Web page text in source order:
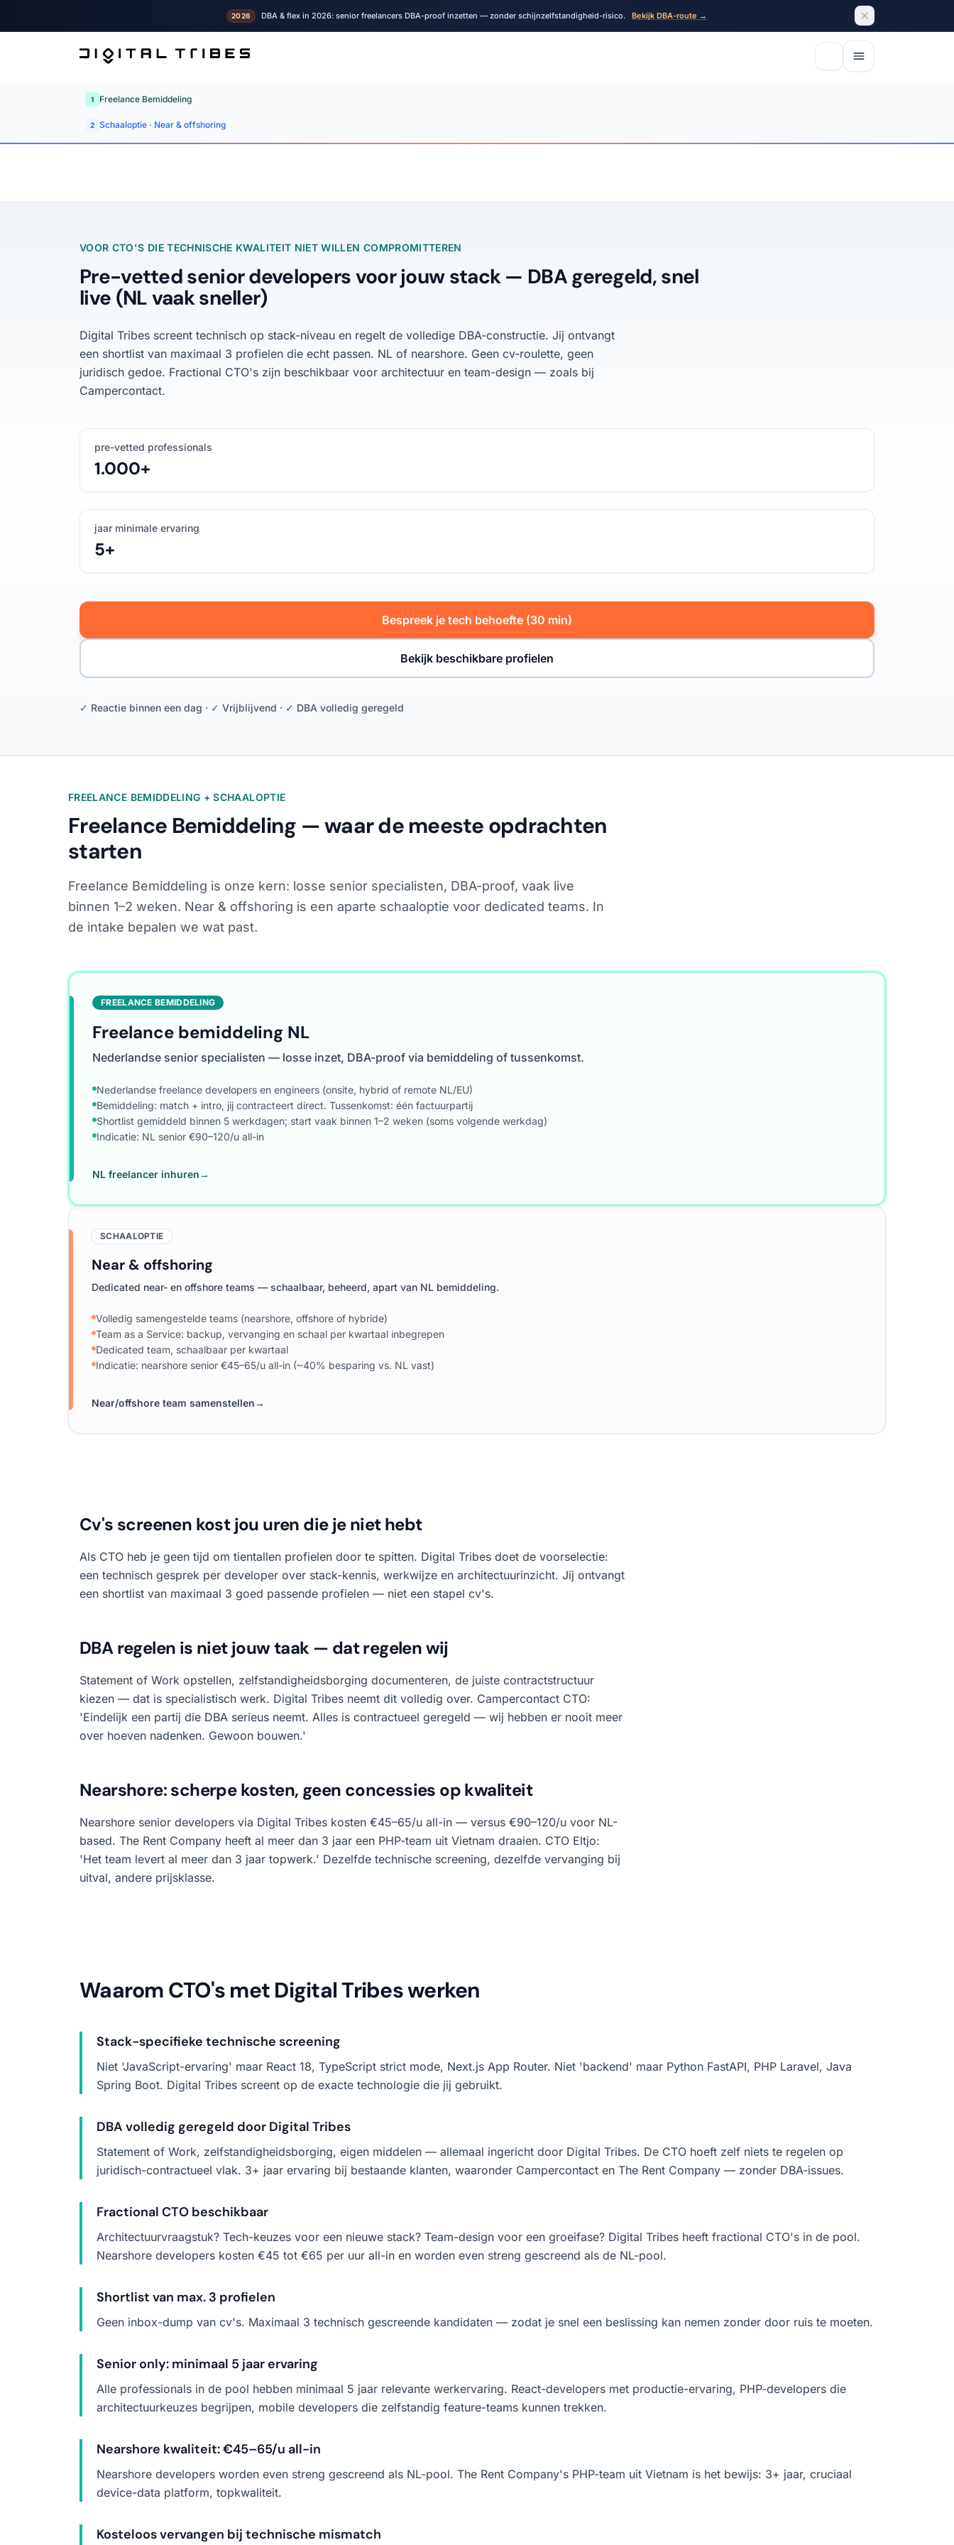
2026 DBA & flex in 2026: senior freelancers DBA-proof inzetten — zonder schijnzelfstandigheid-risico. Bekijk DBA-route →
1 Freelance Bemiddeling
2 Schaaloptie · Near & offshoring
VOOR CTO'S DIE TECHNISCHE KWALITEIT NIET WILLEN COMPROMITTEREN
Pre-vetted senior developers voor jouw stack — DBA geregeld, snel
live (NL vaak sneller)
Digital Tribes screent technisch op stack-niveau en regelt de volledige DBA-constructie. Jij ontvangt
een shortlist van maximaal 3 profielen die echt passen. NL of nearshore. Geen cv-roulette, geen
juridisch gedoe. Fractional CTO's zijn beschikbaar voor architectuur en team-design — zoals bij
Campercontact.
pre-vetted professionals
1.000+
jaar minimale ervaring
5+
Bespreek je tech behoefte (30 min)
Bekijk beschikbare profielen
✓ Reactie binnen een dag · ✓ Vrijblijvend · ✓ DBA volledig geregeld
FREELANCE BEMIDDELING + SCHAALOPTIE
Freelance Bemiddeling — waar de meeste opdrachten
starten
Freelance Bemiddeling is onze kern: losse senior specialisten, DBA-proof, vaak live
binnen 1–2 weken. Near & offshoring is een aparte schaaloptie voor dedicated teams. In
de intake bepalen we wat past.
FREELANCE BEMIDDELING
Freelance bemiddeling NL
Nederlandse senior specialisten — losse inzet, DBA-proof via bemiddeling of tussenkomst.
Nederlandse freelance developers en engineers (onsite, hybrid of remote NL/EU)
Bemiddeling: match + intro, jij contracteert direct. Tussenkomst: één factuurpartij
Shortlist gemiddeld binnen 5 werkdagen; start vaak binnen 1–2 weken (soms volgende werkdag)
Indicatie: NL senior €90–120/u all-in
NL freelancer inhuren→
SCHAALOPTIE
Near & offshoring
Dedicated near- en offshore teams — schaalbaar, beheerd, apart van NL bemiddeling.
Volledig samengestelde teams (nearshore, offshore of hybride)
Team as a Service: backup, vervanging en schaal per kwartaal inbegrepen
Dedicated team, schaalbaar per kwartaal
Indicatie: nearshore senior €45–65/u all-in (~40% besparing vs. NL vast)
Near/offshore team samenstellen→
Cv's screenen kost jou uren die je niet hebt
Als CTO heb je geen tijd om tientallen profielen door te spitten. Digital Tribes doet de voorselectie:
een technisch gesprek per developer over stack-kennis, werkwijze en architectuurinzicht. Jij ontvangt
een shortlist van maximaal 3 goed passende profielen — niet een stapel cv's.
DBA regelen is niet jouw taak — dat regelen wij
Statement of Work opstellen, zelfstandigheidsborging documenteren, de juiste contractstructuur
kiezen — dat is specialistisch werk. Digital Tribes neemt dit volledig over. Campercontact CTO:
'Eindelijk een partij die DBA serieus neemt. Alles is contractueel geregeld — wij hebben er nooit meer
over hoeven nadenken. Gewoon bouwen.'
Nearshore: scherpe kosten, geen concessies op kwaliteit
Nearshore senior developers via Digital Tribes kosten €45–65/u all-in — versus €90–120/u voor NL-
based. The Rent Company heeft al meer dan 3 jaar een PHP-team uit Vietnam draaien. CTO Eltjo:
'Het team levert al meer dan 3 jaar topwerk.' Dezelfde technische screening, dezelfde vervanging bij
uitval, andere prijsklasse.
Waarom CTO's met Digital Tribes werken
Stack-specifieke technische screening
Niet 'JavaScript-ervaring' maar React 18, TypeScript strict mode, Next.js App Router. Niet 'backend' maar Python FastAPI, PHP Laravel, Java
Spring Boot. Digital Tribes screent op de exacte technologie die jij gebruikt.
DBA volledig geregeld door Digital Tribes
Statement of Work, zelfstandigheidsborging, eigen middelen — allemaal ingericht door Digital Tribes. De CTO hoeft zelf niets te regelen op
juridisch-contractueel vlak. 3+ jaar ervaring bij bestaande klanten, waaronder Campercontact en The Rent Company — zonder DBA-issues.
Fractional CTO beschikbaar
Architectuurvraagstuk? Tech-keuzes voor een nieuwe stack? Team-design voor een groeifase? Digital Tribes heeft fractional CTO's in de pool.
Nearshore developers kosten €45 tot €65 per uur all-in en worden even streng gescreend als de NL-pool.
Shortlist van max. 3 profielen
Geen inbox-dump van cv's. Maximaal 3 technisch gescreende kandidaten — zodat je snel een beslissing kan nemen zonder door ruis te moeten.
Senior only: minimaal 5 jaar ervaring
Alle professionals in de pool hebben minimaal 5 jaar relevante werkervaring. React-developers met productie-ervaring, PHP-developers die
architectuurkeuzes begrijpen, mobile developers die zelfstandig feature-teams kunnen trekken.
Nearshore kwaliteit: €45–65/u all-in
Nearshore developers worden even streng gescreend als NL-pool. The Rent Company's PHP-team uit Vietnam is het bewijs: 3+ jaar, cruciaal
device-data platform, topkwaliteit.
Kosteloos vervangen bij technische mismatch